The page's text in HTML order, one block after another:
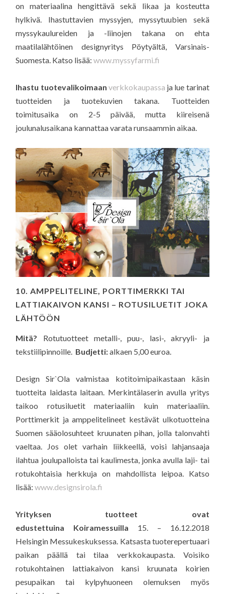
on materiaalina hengittävä sekä likaa ja kosteutta
hylkivä. Ihastuttavien myssyjen, myssytuubien sekä
myssykaulureiden ja -liinojen takana on ehta
maatilalähtöinen designyritys Pöytyältä, Varsinais-
Suomesta. Katso lisää:www.myssyfarmi.fi
Ihastu tuotevalikoimaan verkkokaupassa ja lue tarinat
tuotteiden ja tuotekuvien takana. Tuotteiden
toimitusaika on 2-5 päivää, mutta kiireisenä
joulunalusaikana kannattaa varata runsaammin aikaa.
10. AMPPELITELINE, PORTTIMERKKI TAI
LATTIAKAIVON KANSI – ROTUSILUETIT JOKA
LÄHTÖÖN
Mitä? Rotutuotteet metalli-, puu-, lasi-, akryyli- ja
tekstiilipinnoille. Budjetti:alkaen 5,00 euroa.
Design Sir`Ola valmistaa kotitoimipaikastaan käsin
tuotteita laidasta laitaan. Merkintälaserin avulla yritys
taikoo rotusiluetit materiaaliin kuin materiaaliin.
Porttimerkit ja amppelitelineet kestävät ulkotuotteina
Suomen sääolosuhteet kruunaten pihan, jolla talonvahti
vaeltaa. Jos olet varhain liikkeellä, voisi lahjansaaja
ilahtua joulupalloista tai kaulimesta, jonka avulla laji- tai
rotukohtaisia herkkuja on mahdollista leipoa. Katso
lisää:www.designsirola.fi
Yrityksen tuotteet ovat
edustettuina Koiramessuilla 15. – 16.12.2018
Helsingin Messukeskuksessa. Katsasta tuoterepertuaari
paikan päällä tai tilaa verkkokaupasta. Voisiko
rotukohtainen lattiakaivon kansi kruunata koirien
pesupaikan tai kylpyhuoneen olemuksen myös